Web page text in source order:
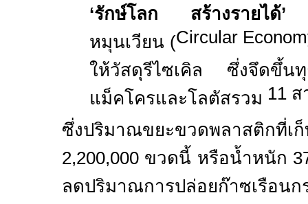
‘รักษ์โลก สร้างรายได้’
หมุนเวียน (Circular
ให้วัสดุรีไซเคิล ซึ่งจึดขึ้น
แม็คโครและโลตัสรวม 11 ส
ซึ่งปริมาณขยะขวดพลาสติกที่เ
2,200,000 ขวดนี้ หรือน้ำหนัก
ลดปริมาณการปล่อยก๊าซเ